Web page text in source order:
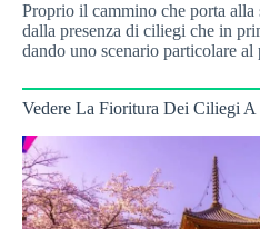
Proprio il cammino che porta alla
dalla presenza di ciliegi che in
dando uno scenario particolare al
Vedere La Fioritura Dei Ciliegi A